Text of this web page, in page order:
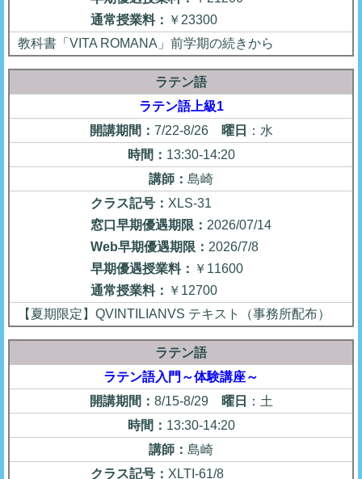
通常授業料： ￥23300
教科書「VITA ROMANA」前学期の続きから
ラテン語
ラテン語上級1
開講期間： 7/22-8/26 曜日
：水
時間： 13:30-14:20
講師： 島崎
クラス記号： XLS-31
窓口早期優遇期限： 2026/07/14
Web早期優遇期限： 2026/7/8
早期優遇授業料： ￥11600
通常授業料： ￥12700
【夏期限定】QVINTILIANVS テキスト（事務所配布）
ラテン語
ラテン語入門～体験講座～
開講期間： 8/15-8/29 曜日
：土
時間： 13:30-14:20
講師： 島崎
クラス記号： XLTI-61/8